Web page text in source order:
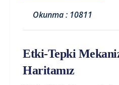
Okunma : 10811
Etki-Tepki
Haritamız